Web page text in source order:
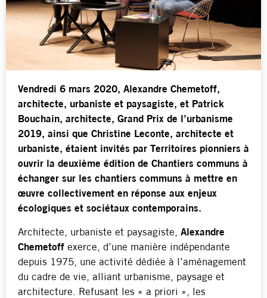
Vendredi 6 mars 2020, Alexandre Chemetoff,
architecte, urbaniste et paysagiste, et Patrick
Bouchain, architecte, Grand Prix de l’urbanisme
2019, ainsi que Christine Leconte, architecte et
urbaniste, étaient invités par Territoires pionniers à
ouvrir la deuxième édition de Chantiers communs à
échanger sur les chantiers communs à mettre en
œuvre collectivement en réponse aux enjeux
écologiques et sociétaux contemporains.
Architecte, urbaniste et paysagiste, Alexandre
Chemetoff exerce, d’une manière indépendante
depuis 1975, une activité dédiée à l’aménagement
du cadre de vie, alliant urbanisme, paysage et
architecture. Refusant les « a priori », les